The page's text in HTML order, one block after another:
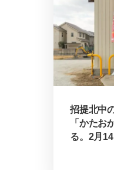
招提北中
「かたお
る。2月